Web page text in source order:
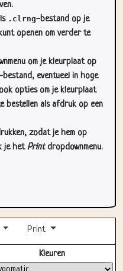
.clrng-bestand op je
openen om verder te
om je kleurplaat op
eventueel in hoge
opties om je kleurplaat
bestellen als afdruk op een
zodat je hem op
je hetPrintdropdownmenu.
Print
Volledig scherm
Kleuren